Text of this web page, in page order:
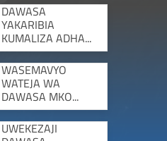
DAWASA
YAKARIBIA
KUMALIZA ADHA...
WASEMAVYO
WATEJA WA
DAWASA MKO...
UWEKEZAJI